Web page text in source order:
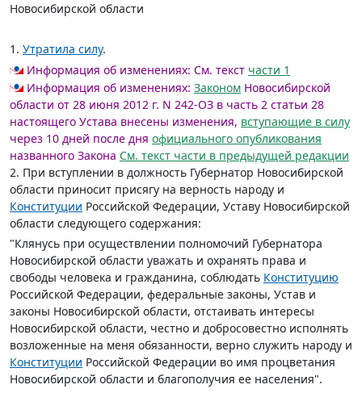
Новосибирской области
1. Утратила силу.
Информация об изменениях: См. текст части 1
Информация об изменениях: Законом Новосибирской
области от 28 июня 2012 г. N 242-ОЗ в часть 2 статьи 28
настоящего Устава внесены изменения, вступающие в силу
через 10 дней после дня официального опубликования
названного Закона См. текст части в предыдущей редакции
2. При вступлении в должность Губернатор Новосибирской
области приносит присягу на верность народу и
Конституции Российской Федерации, Уставу Новосибирской
области следующего содержания:
"Клянусь при осуществлении полномочий Губернатора
Новосибирской области уважать и охранять права и
свободы человека и гражданина, соблюдать Конституцию
Российской Федерации, федеральные законы, Устав и
законы Новосибирской области, отстаивать интересы
Новосибирской области, честно и добросовестно исполнять
возложенные на меня обязанности, верно служить народу и
Конституции Российской Федерации во имя процветания
Новосибирской области и благополучия ее населения".